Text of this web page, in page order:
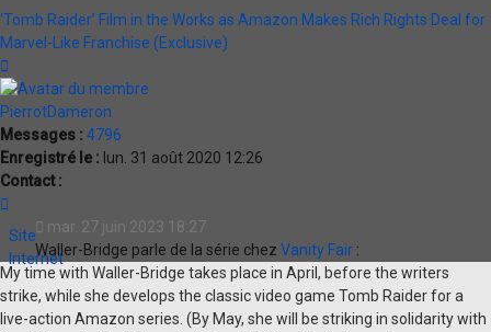
‘Tomb Raider’ Film in the Works as Amazon Makes Rich Rights Deal for
Marvel-Like Franchise (Exclusive)
PierrotDameron
Messages : 4796
Enregistré le : lun. 31 août 2020 12:26
Contact :
PierrotDameron
Site
Internet
mar. 27 juin 2023 18:27
Waller-Bridge parle de la série chez Vanity Fair :
My time with Waller-Bridge takes place in April, before the writers
strike, while she develops the classic video game Tomb Raider for a
live-action Amazon series. (By May, she will be striking in solidarity with